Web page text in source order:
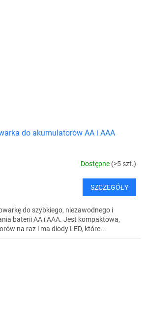
do akumulatorów AA i AAA
Dostępne (>5 szt.)
SZCZEGÓŁY
do szybkiego, niezawodnego i
baterii AA i AAA. Jest kompaktowa,
na raz i ma diody LED, które...